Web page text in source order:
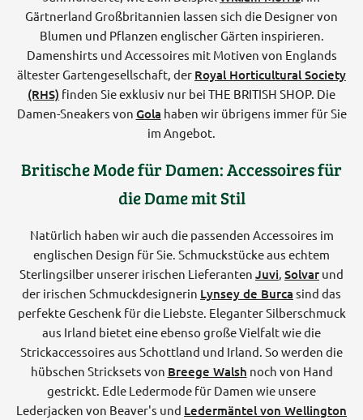
Gärtnerland Großbritannien lassen sich die Designer von
Blumen und Pflanzen englischer Gärten inspirieren.
Damenshirts und Accessoires mit Motiven von Englands
ältester Gartengesellschaft, der Royal Horticultural Society
(RHS) finden Sie exklusiv nur bei THE BRITISH SHOP. Die
Damen-Sneakers von Gola haben wir übrigens immer für Sie
im Angebot.
Britische Mode für Damen: Accessoires für
die Dame mit Stil
Natürlich haben wir auch die passenden Accessoires im
englischen Design für Sie. Schmuckstücke aus echtem
Sterlingsilber unserer irischen Lieferanten Juvi Solvar und
der irischen Schmuckdesignerin Lynsey de Burca sind das
perfekte Geschenk für die Liebste. Eleganter Silberschmuck
aus Irland bietet eine ebenso große Vielfalt wie die
Strickaccessoires aus Schottland und Irland. So werden die
hübschen Stricksets von Breege Walsh noch von Hand
gestrickt. Edle Ledermode für Damen wie unsere
Lederjacken von Beaver's und Ledermäntel von Wellington